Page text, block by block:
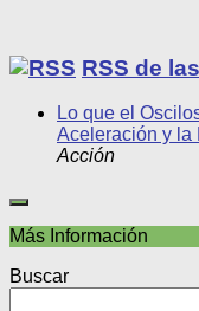
RSS de
Lo que el
Aceleración y la
Acción
Más Información
Buscar